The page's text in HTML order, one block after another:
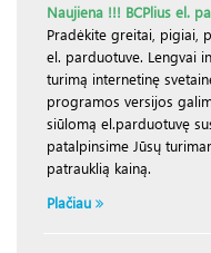
Naujiena !!! BCPlius el.
Pradėkite greitai, pigiai,
el. parduotuve. Lengvai
turimą internetinę
programos versijos
siūlomą el.parduotuvę
patalpinsime Jūsų
patrauklią kainą.
Plačiau